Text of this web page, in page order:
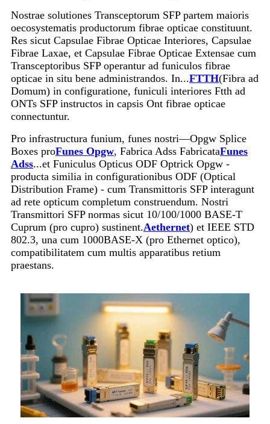
Nostrae solutiones Transceptorum SFP partem maioris
oecosystematis productorum fibrae opticae constituunt.
Res sicut Capsulae Fibrae Opticae Interiores, Capsulae
Fibrae Laxae, et Capsulae Fibrae Opticae Extensae cum
Transceptoribus SFP operantur ad funiculos fibrae
opticae in situ bene administrandos. In...FTTH(Fibra ad
Domum) in configuratione, funiculi interiores Ftth ad
ONTs SFP instructos in capsis Ont fibrae opticae
connectuntur.
Pro infrastructura funium, funes nostri—Opgw Splice
Boxes proFunes Opgw, Fabrica Adss FabricataFunes
Adss...et Funiculus Opticus ODF Optrick Opgw -
producta similia in configurationibus ODF (Optical
Distribution Frame) - cum Transmittoris SFP interagunt
ad rete opticum completum construendum. Nostri
Transmittori SFP normas sicut 10/100/1000 BASE-T
Cuprum (pro cupro) sustinent.Aethernet) et IEEE STD
802.3, una cum 1000BASE-X (pro Ethernet optico),
compatibilitatem cum multis apparatibus retium
praestans.